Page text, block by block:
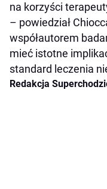
na korzyści
– powiedział
współautorem
mieć istotne
standard leczenia
Redakcja